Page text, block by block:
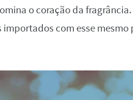
o coração da
com esse mesmo